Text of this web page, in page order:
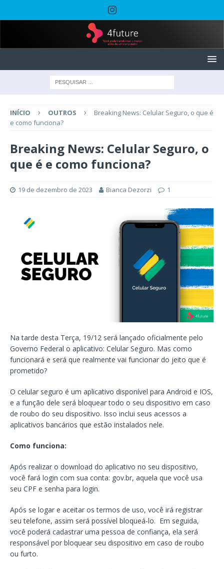
INÍCIO OUTROS
Breaking News: Celular Seguro, o que é
e como funciona?
Breaking News: Celular Seguro, o
que é e como funciona?
19 de dezembro de 2023 Bianca Dezorzi 1
Na tarde desta Terça, 19/12 será lançado oficialmente pelo
Governo Federal o aplicativo: Celular Seguro. Mas como
funcionará e será que realmente vai funcionar do jeito que é
prometido?
O celular seguro é um aplicativo disponível para Android e IOS,
e a função dele será bloquear todo o seu dispositivo em caso
de roubo do seu dispositivo. Isso inclui seus acessos a
aplicativos bancários que estão instalados nele.
Como funciona:
Após realizar o download do aplicativo no seu dispositivo,
você fará login com sua conta: gov.br, aquela que você usa
seu CPF e senha para login.
Após se logar e aceitar os termos de uso, você irá registrar
seu telefone, assim será possível bloqueá-lo. Em seguida,
você poderá cadastrar uma pessoa de confiança, ela será
responsável por bloquear seu dispositivo em caso de roubo
ou furto.